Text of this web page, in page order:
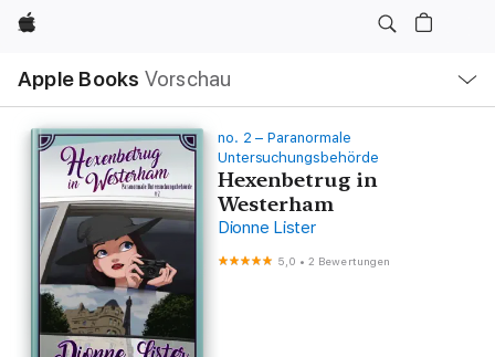
Apple
Apple Books Vorschau
Navigation
Menü
öffnen
no. 2 – Paranormale
Untersuchungsbehörde
Hexenbetrug in
Westerham
Dionne Lister
5,0 •2 Bewertungen